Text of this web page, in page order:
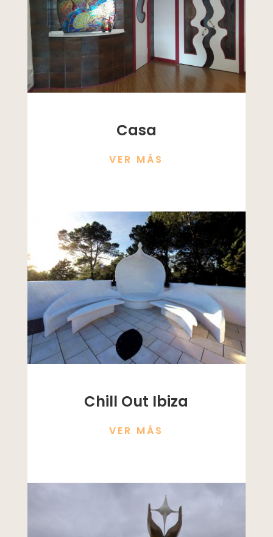
Casa
VER MÁS
Chill Out Ibiza
VER MÁS